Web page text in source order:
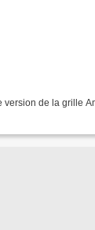
version de la grille